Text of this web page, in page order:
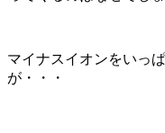
マイナスイオンをいっ
が・・・